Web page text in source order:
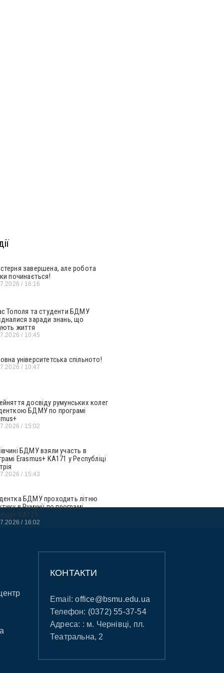
завершена, але робота
починається!
16:16
Тополя та студенти БДМУ
заради знань, що
життя
10:45
університетська спільното!
10:47
досвіду румунських колег
БДМУ по програмі
15:02
БДМУ взяли участь в
Erasmus+ KA171 у Республіці
15:43
БДМУ проходить літню
в Румунії по програмі
KA171
16:02
КОНТАКТИ
Email:office@bsmu.edu.ua
Телефон: (0372) 55-37-54
Адреса: : м. Чернівці, пл.
Театральна, 2